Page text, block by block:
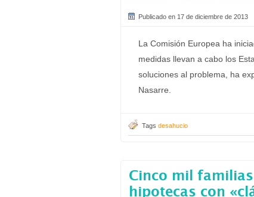
Publicado en 17 de diciembre de 2013
La Comisión Europea ha
medidas llevan a cabo los
soluciones al problema, ha
Nasarre.
Tags desahucio
Cinco mil
hipotecas con